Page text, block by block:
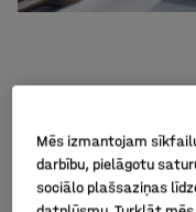
Cik daudz Tavi
laikā? Vai šis laiks
Mēs izmantojam
darbību, pielāgotu
sociālo plašsaziņas